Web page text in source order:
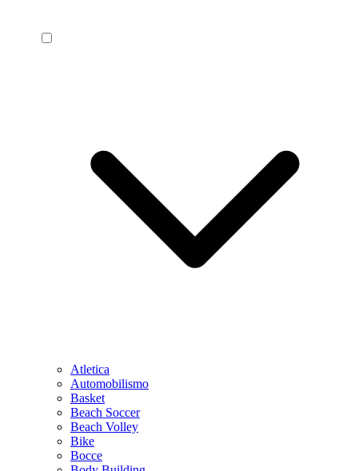
Atletica
Automobilismo
Basket
Beach Soccer
Beach Volley
Bike
Bocce